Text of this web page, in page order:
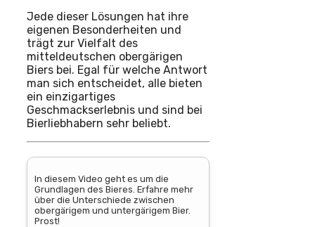
Jede dieser Lösungen hat ihre
eigenen Besonderheiten und
trägt zur Vielfalt des
mitteldeutschen obergärigen
Biers bei. Egal für welche Antwort
man sich entscheidet, alle bieten
ein einzigartiges
Geschmackserlebnis und sind bei
Bierliebhabern sehr beliebt.
In diesem Video geht es um die
Grundlagen des Bieres. Erfahre mehr
über die Unterschiede zwischen
obergärigem und untergärigem Bier.
Prost!